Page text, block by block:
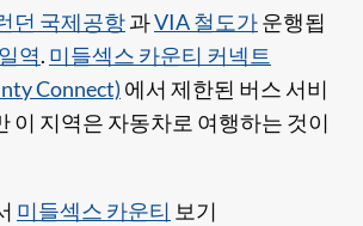
던 국제공항과VIA 철도가운행됩
역. 미들섹스 카운티 커넥트
Connect) 에서 제한된 버스 서비
이 지역은 자동차로 여행하는 것이
미들섹스 카운티 보기